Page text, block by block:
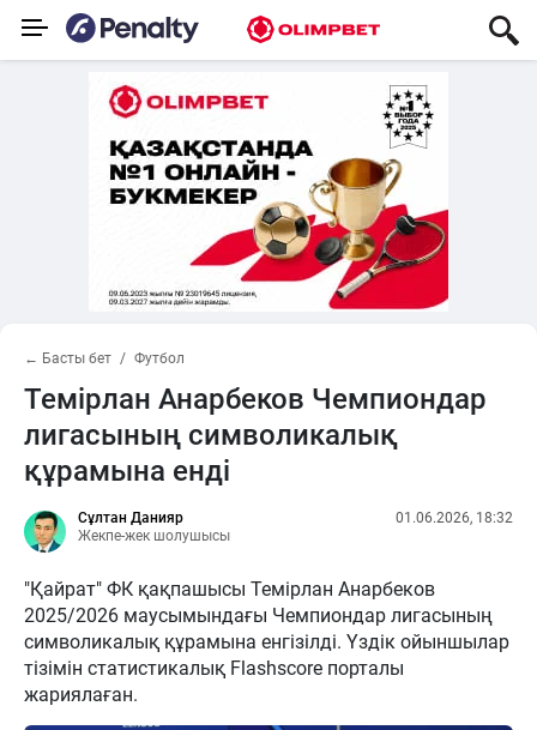
← Басты бет Футбол
Темірлан Анарбеков Чемпиондар
лигасының символикалық
құрамына енді
Сұлтан Данияр
Жекпе-жек шолушысы
01.06.2026, 18:32
"Қайрат" ФК қақпашысы Темірлан Анарбеков
2025/2026 маусымындағы Чемпиондар лигасының
символикалық құрамына енгізілді. Үздік ойыншылар
тізімін статистикалық Flashscore порталы
жариялаған.